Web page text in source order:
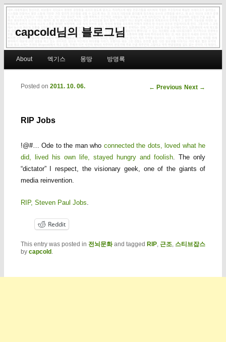
capcold님의 블로그님
Skip to primary content
Skip to secondary content
About 엑기스 몽땅 방명록
Post navigation
← Previous Next →
RIP Jobs
Posted on 2011. 10. 06.
!@#… Ode to the man who connected the dots, loved what he
did, lived his own life, stayed hungry and foolish . The only
“dictator” I respect, the visionary geek, one of the giants of
media reinvention.
RIP, Steven Paul Jobs
Reddit
This entry was posted in 전뇌문화and tagged RIP,근조,스티브잡스
by capcold .